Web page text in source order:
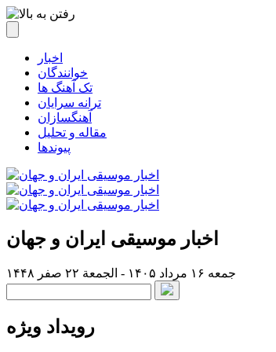
اخبار
خوانندگان
تک آهنگ ها
ترانه سرایان
آهنگسازان
مقاله و تحلیل
پیوندها
اخبار موسیقی ایران و جهان
جمعه ۱۶ مرداد ۱۴۰۵ - الجمعة ۲۲ صفر ۱۴۴۸
رویداد ویژه